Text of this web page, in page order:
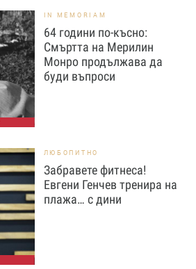
IN MEMORIAM
64 години по-късно:
Смъртта на Мерилин
Монро продължава да
буди въпроси
ЛЮБОПИТНО
Забравете фитнеса!
Евгени Генчев тренира на
плажа… с дини